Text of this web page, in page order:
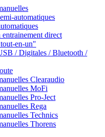
automatiques
direct
en-un"
/ Digitales / Bluetooth /
Clearaudio
MoFi
Pro-Ject
Rega
Technics
Thorens